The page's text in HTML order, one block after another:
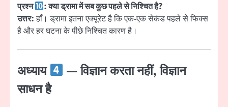
प्रश्न
: क्या ड्रामा में सब कुछ पहले से निश्चित है?
उत्तर:हाँ। ड्रामा इतना एक्यूरेट है कि एक‑एक सेकंड पहले से फिक्स
है और हर घटना के पीछे निश्चित कारण है।
अध्याय
— विज्ञान करता नहीं, विज्ञान
साधन है